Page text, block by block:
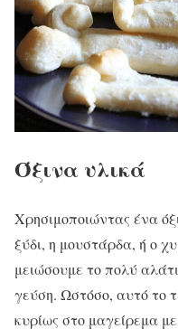
Όξινα υλικά
Χρησιμοποιώντας ένα
ξύδι, η μουστάρδα, ή ο
μειώσουμε το πολύ
γεύση. Ωστόσο, αυτό το
κυρίως στο μαγείρεμα